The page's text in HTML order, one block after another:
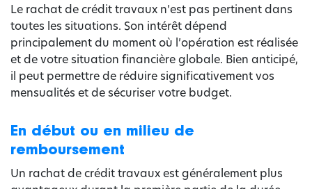
Le rachat de crédit travaux n’est pas pertinent dans
toutes les situations. Son intérêt dépend
principalement du moment où l’opération est réalisée
et de votre situation financière globale. Bien anticipé,
il peut permettre de réduire significativement vos
mensualités et de sécuriser votre budget.
En début ou en milieu de
remboursement
Un rachat de crédit travaux est généralement plus